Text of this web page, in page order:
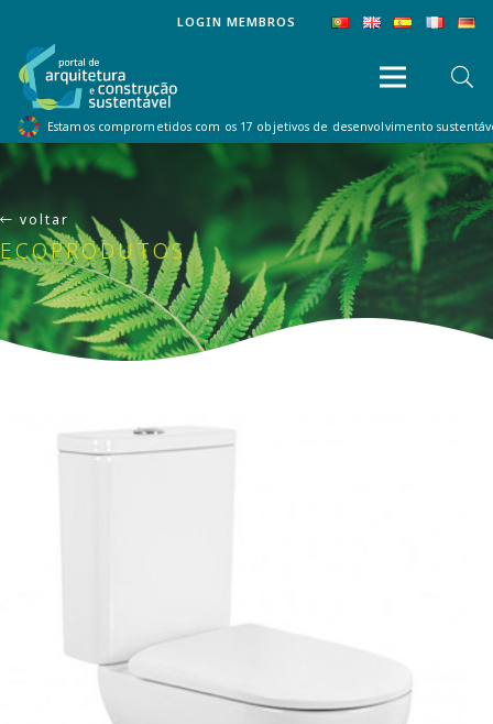
LOGIN MEMBROS
Estamos comprometidos com os 17 objetivos de desenvolvimento
voltar
ECOPRODUTOS